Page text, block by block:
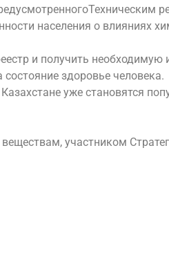
населения о влияниях
и получить
здоровье человека.
уже становятся
участником